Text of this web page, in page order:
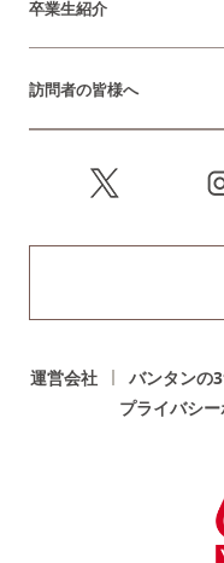
卒業生紹介
訪問者の皆様へ
運営会社 バンタンの
プライバシ